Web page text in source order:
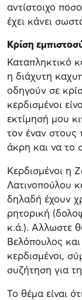
αντίστοιχο
έχει κάνει
Κρίση
Καταπληκτικό
η διάχυτη
οδηγούν σε
κερδισμένοι
εκτίμησή μου
τον έναν στους
άκρη και να το
Κερδισμένοι η
Λατινοπούλου
δηλαδή έχουν
ρητορική
κ.ά.). Αλλωστε
Βελόπουλος
κερδισμένοι,
συζήτηση για
Το θέμα είναι